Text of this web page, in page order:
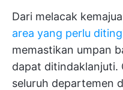
Dari melacak
area yang perlu
memastikan umpan
dapat ditindaklanjuti.
seluruh departemen